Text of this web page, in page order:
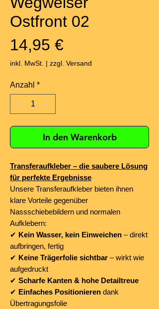
Ostfront 02
14,95 €Preis
inkl. MwSt. | zzgl. Versand
Anzahl *
In den Warenkorb
Transferaufkleber – die saubere Lösung
für perfekte Ergebnisse
Unsere Transferaufkleber bieten ihnen
klare Vorteile gegenüber
Nassschiebebildern und normalen
Aufklebern:
✔ Kein Wasser, kein Einweichen – direkt
aufbringen, fertig
✔ Keine Trägerfolie sichtbar – wirkt wie
aufgedruckt
✔ Scharfe Kanten & hohe Detailtreue
✔ Einfaches Positionieren dank
Übertragungsfolie